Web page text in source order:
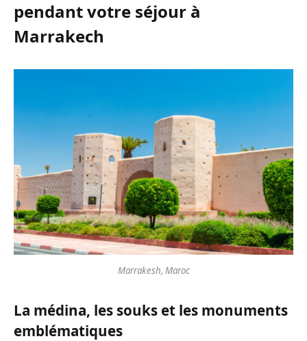
pendant votre séjour à
Marrakech
Marrakesh, Maroc
La médina, les souks et les monuments
emblématiques